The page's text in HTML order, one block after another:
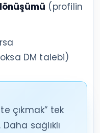
(profilin
DM talebi)
çıkmak” tek
sağlıklı